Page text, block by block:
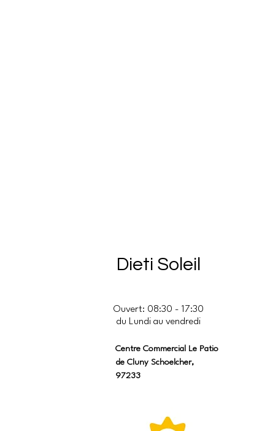
Dieti Soleil
Ouvert: 08:30 - 17:30
du Lundi au vendredi
Centre Commercial Le Patio
de Cluny Schoelcher,
97233​